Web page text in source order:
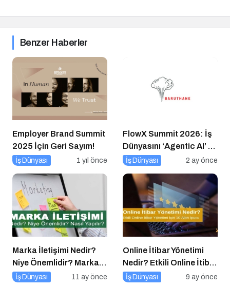
Benzer Haberler
Employer Brand Summit
2025 İçin Geri Sayım!
İş Dünyası 1 yıl önce
FlowX Summit 2026: İş
Dünyasını ‘Agentic AI’ ve
Otonom Yapay Zeka
İş Dünyası 2 ay önce
Marka İletişimi Nedir?
Niye Önemlidir? Marka
İletişimi Nasıl Yapılır?
İş Dünyası 11 ay önce
Online İtibar Yönetimi
Nedir? Etkili Online İtibar
Yönetimi İçin 10 Altın
İş Dünyası 9 ay önce